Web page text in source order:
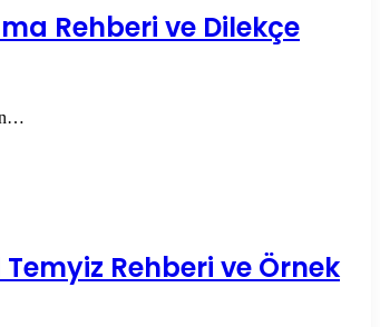
Rehberi ve Dilekçe
Rehberi ve Örnek